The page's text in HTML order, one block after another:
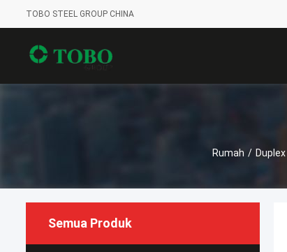
TOBO STEEL GROUP CHINA
Rumah /
Semua Produk